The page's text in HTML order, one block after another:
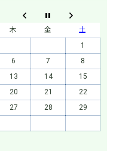
木 金
土
1
6 7
8
13 14
15
20 21
22
27 28
29